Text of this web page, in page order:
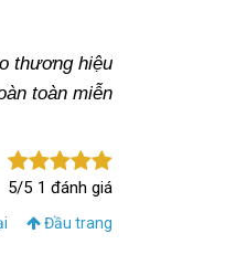
thương hiệu
toàn miễn
5/5 1 đánh giá
Đầu trang